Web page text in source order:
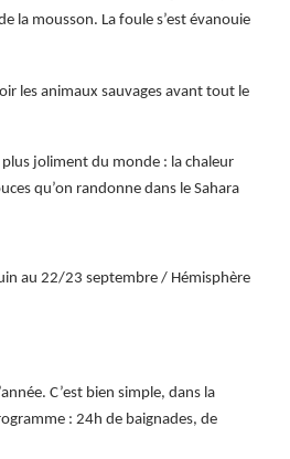
la mousson. La foule s’est évanouie
les animaux sauvages avant tout le
plus joliment du monde : la chaleur
qu’on randonne dans le Sahara
au 22/23 septembre / Hémisphère
C’est bien simple, dans la
: 24h de baignades, de